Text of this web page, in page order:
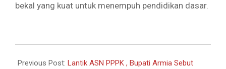
bekal yang kuat untuk menempuh pendidikan dasar.
10-
Previous Post: Lantik ASN PPPK , Bupati Armia Sebut